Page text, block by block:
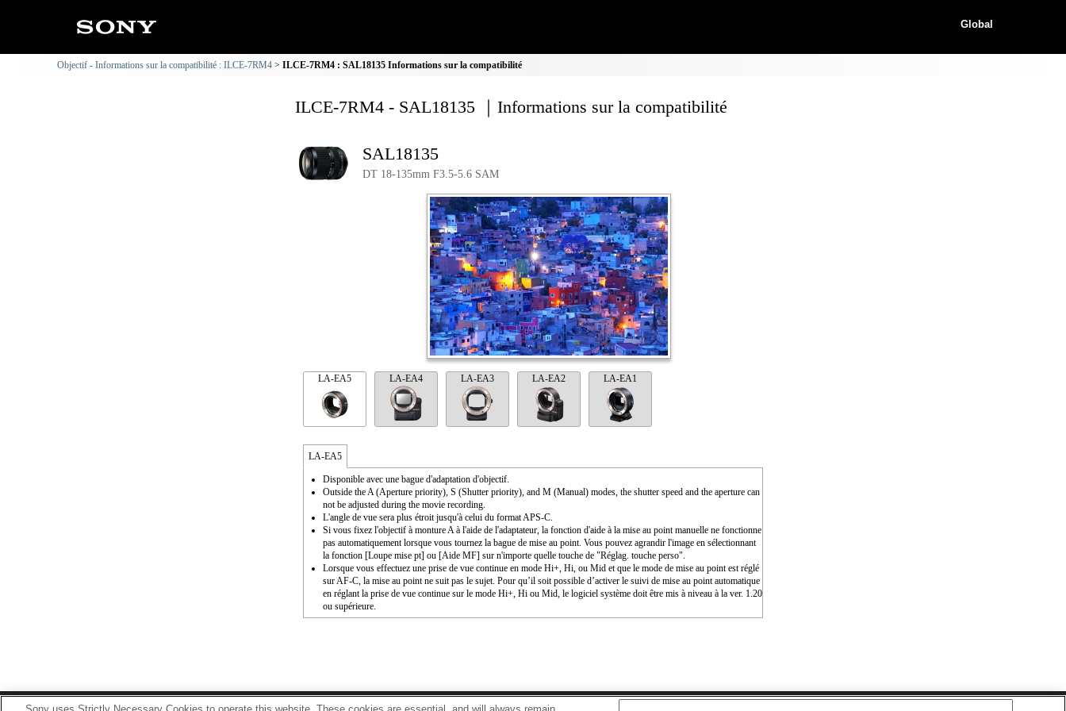
Global
Objectif - Informations sur la compatibilité : ILCE-7RM4 ILCE-7RM4 : SAL18135 Informations sur la compatibilité
ILCE-7RM4 - SAL18135 ｜Informations sur la compatibilité
SAL18135
DT 18-135mm F3.5-5.6 SAM
LA-EA5 LA-EA4 LA-EA3 LA-EA2 LA-EA1
LA-EA5
Disponible avec une bague d'adaptation d'objectif.
Outside the A (Aperture priority), S (Shutter priority), and M (Manual) modes, the shutter speed and the aperture can
not be adjusted during the movie recording.
L'angle de vue sera plus étroit jusqu'à celui du format APS-C.
Si vous fixez l'objectif à monture A à l'aide de l'adaptateur, la fonction d'aide à la mise au point manuelle ne fonctionne
pas automatiquement lorsque vous tournez la bague de mise au point. Vous pouvez agrandir l'image en sélectionnant
la fonction [Loupe mise pt] ou [Aide MF] sur n'importe quelle touche de "Réglag. touche perso".
Lorsque vous effectuez une prise de vue continue en mode Hi+, Hi, ou Mid et que le mode de mise au point est réglé
sur AF-C, la mise au point ne suit pas le sujet. Pour qu’il soit possible d’activer le suivi de mise au point automatique
en réglant la prise de vue continue sur le mode Hi+, Hi ou Mid, le logiciel système doit être mis à niveau à la ver. 1.20
ou supérieure.